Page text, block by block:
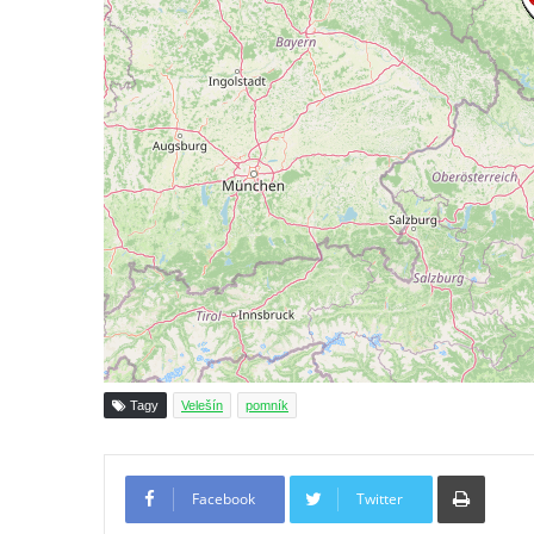
Českých Budějovicích
Památník Otokara Mokrého v parku Na
Sadech v Českých Budějovicích
Poslední dochovaný tramvajový sloup na
Pražské třídě v Českých Budějovicích
Socha Civilizovaní na Husově třídě v
Českých Budějovicích
Socha svatého Jana Nepomuckého Na
Sadech u Mlýnské stoky v Českých
Budějovicích
Sochy brouků u Mlýnské stoky v Českých
Budějovicích
Socha svatého Vincence Ferrerského na
Budějovicích
Socha svatého Zachariáše na nádvoří
Tagy Velešín pomník
Facebook Twitter